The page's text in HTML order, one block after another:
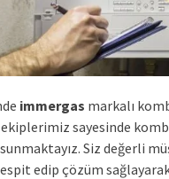
immergas markalı
sayesinde
Siz değerli
edip çözüm